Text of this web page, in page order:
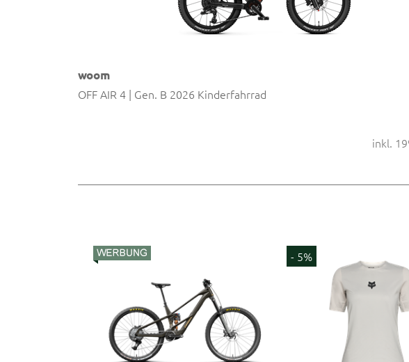
woom
OFF AIR 4 | Gen. B 2026 Kinderfahrrad
inkl.
- 5% - 5%